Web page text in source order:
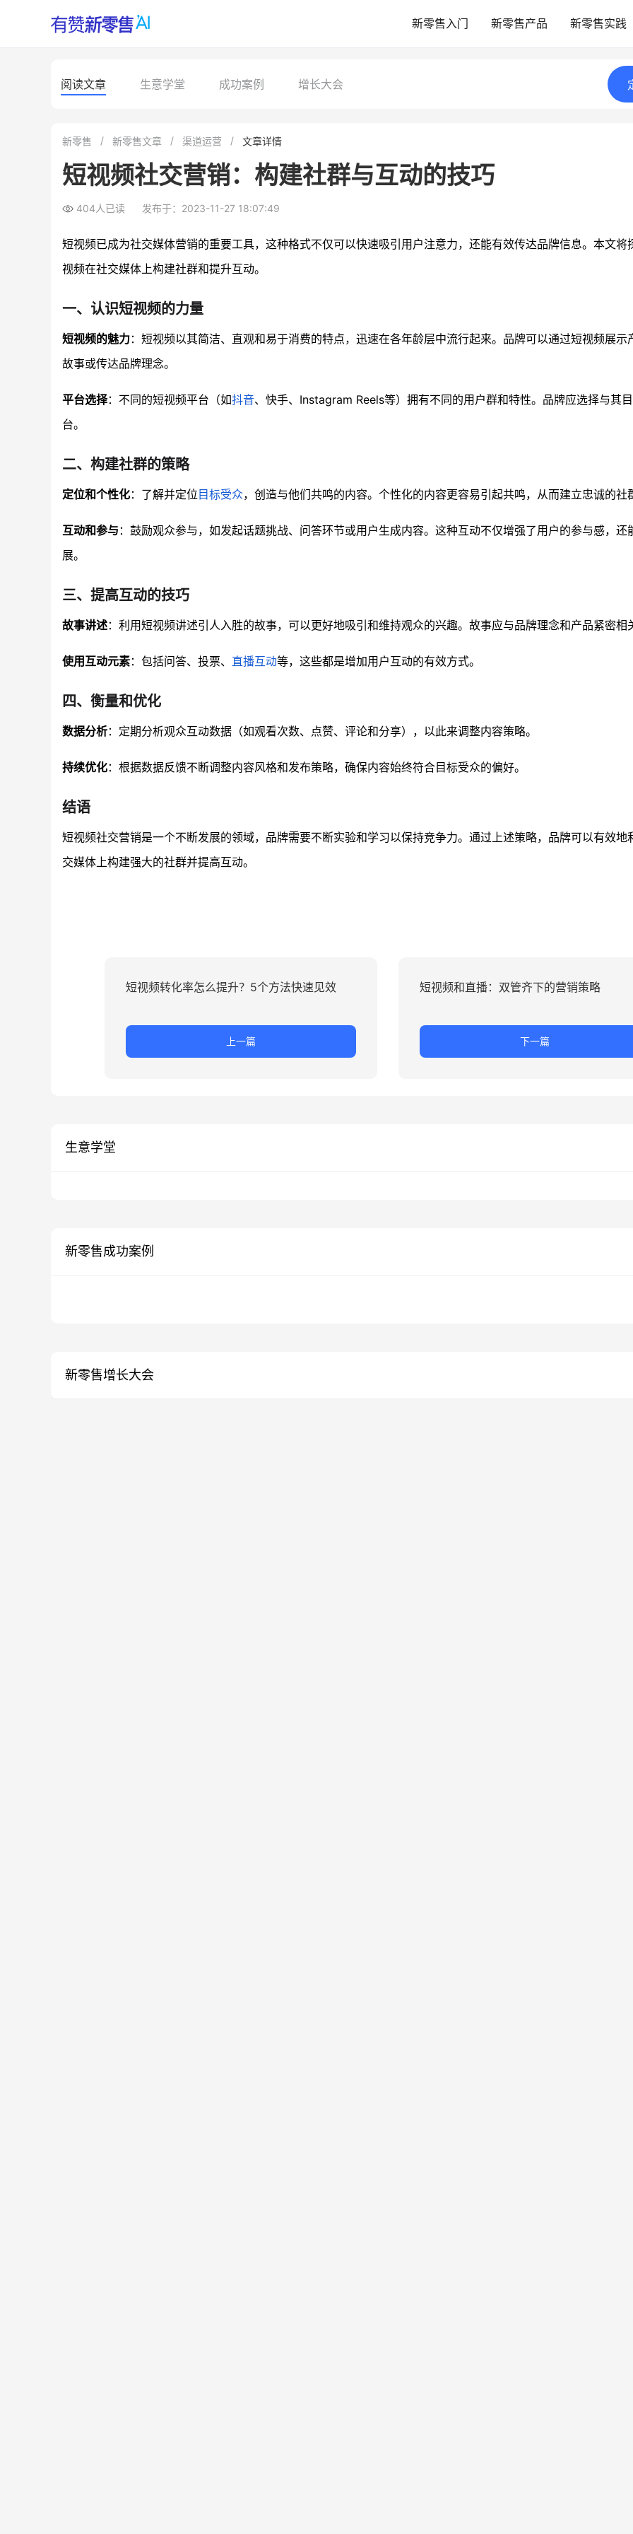
新零售入门 新零售产品 新零售实践
阅读文章 生意学堂 成功案例 增长大会
新零售 新零售文章 渠道运营 文章详情
短视频社交营销：构建社群与互动的技巧
404人已读 发布于：2023-11-27 18:07:49
短视频已成为社交媒体营销的重要工具，这种格式不仅可以快速吸引用户注意力，还能有效传达品牌信息。本文将
视频在社交媒体上构建社群和提升互动。
一、认识短视频的力量
短视频的魅力：短视频以其简洁、直观和易于消费的特点，迅速在各年龄层中流行起来。品牌可以通过短视频展示
故事或传达品牌理念。
平台选择：不同的短视频平台（如抖音、快手、Instagram Reels等）拥有不同的用户群和特性。品牌应选择与其
台。
二、构建社群的策略
定位和个性化：了解并定位 目标受众，创造与他们共鸣的内容。个性化的内容更容易引起共鸣，从而建立忠诚的社
互动和参与 ：鼓励观众参与，如发起话题挑战、问答环节或用户生成内容。这种互动不仅增强了用户的参与感，还
展。
三、提高互动的技巧
故事讲述：利用短视频讲述引人入胜的故事，可以更好地吸引和维持观众的兴趣。故事应与品牌理念和产品紧密相
使用互动元素：包括问答、投票、 直播互动等，这些都是增加用户互动的有效方式。
四、衡量和优化
数据分析：定期分析观众互动数据（如观看次数、点赞、评论和分享），以此来调整内容策略。
持续优化：根据数据反馈不断调整内容风格和发布策略，确保内容始终符合目标受众的偏好。
结语
短视频社交营销是一个不断发展的领域，品牌需要不断实验和学习以保持竞争力。通过上述策略，品牌可以有效地
交媒体上构建强大的社群并提高互动。
短视频转化率怎么提升？5个方法快速见效
上一篇
短视频和直播：双管齐下的营销策略
下一篇
生意学堂
新零售成功案例
新零售增长大会